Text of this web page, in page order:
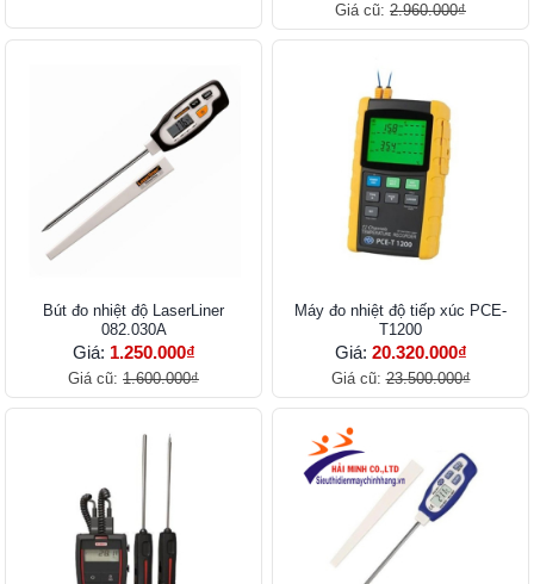
Giá cũ: 2.960.000₫
Bút đo nhiệt độ LaserLiner
082.030A
Giá: 1.250.000₫
Giá cũ: 1.600.000₫
Máy đo nhiệt độ tiếp xúc PCE-
T1200
Giá: 20.320.000₫
Giá cũ:23.500.000₫